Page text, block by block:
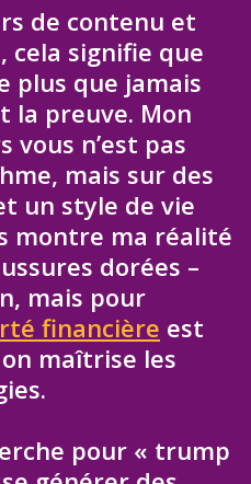
de contenu et
cela signifie que
plus que jamais
la preuve. Mon
vous n’est pas
mais sur des
un style de vie
montre ma réalité
dorées –
mais pour
financière est
maîtrise les
pour « trump